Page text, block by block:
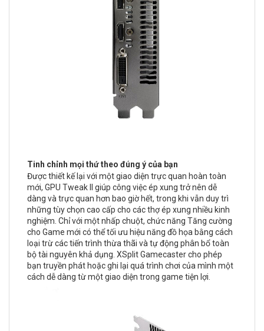
Tinh chỉnh mọi thứ theo đúng ý của bạn
Được thiết kế lại với một giao diện trực quan hoàn toàn
mới, GPU Tweak II giúp công việc ép xung trở nên dễ
dàng và trực quan hơn bao giờ hết, trong khi vẫn duy trì
những tùy chọn cao cấp cho các thợ ép xung nhiều kinh
nghiệm. Chỉ với một nhấp chuột, chức năng Tăng cường
cho Game mới có thể tối ưu hiệu năng đồ họa bằng cách
loại trừ các tiến trình thừa thãi và tự động phân bổ toàn
bộ tài nguyên khả dụng. XSplit Gamecaster cho phép
bạn truyền phát hoặc ghi lại quá trình chơi của mình một
cách dễ dàng từ một giao diện trong game tiện lợi.